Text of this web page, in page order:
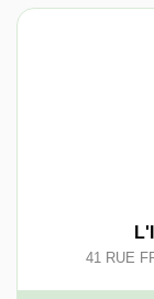
41 RUE